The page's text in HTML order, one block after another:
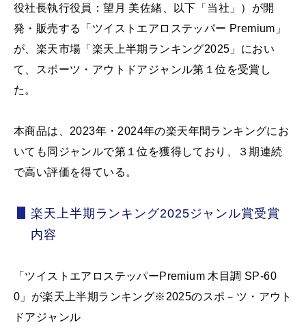
役社長執行役員：望月 美佐緒、以下「当社」）が開
発・販売する「ツイストエアロステッパー Premium」
が、楽天市場「楽天上半期ランキング2025」におい
て、スポーツ・アウトドアジャンル第１位を受賞し
た。
本商品は、2023年・2024年の楽天年間ランキングにお
いても同ジャンルで第１位を獲得しており、３期連続
で高い評価を得ている。
楽天上半期ランキング2025ジャンル賞受賞
内容
「ツイストエアロステッパーPremium 木目調 SP-60
0」が楽天上半期ランキング※2025のスポ－ツ・アウト
ドアジャンル